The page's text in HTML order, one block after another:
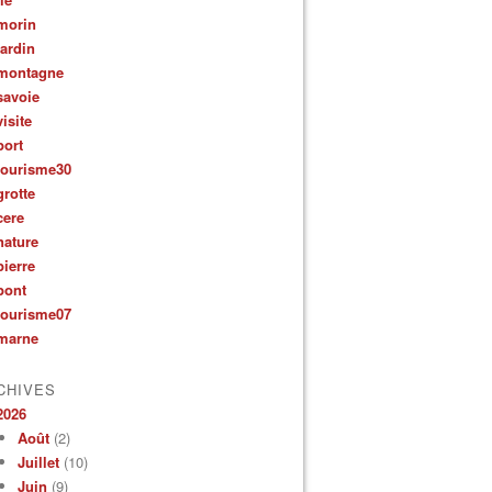
Août (2)
Juillet (10)
Juin (9)